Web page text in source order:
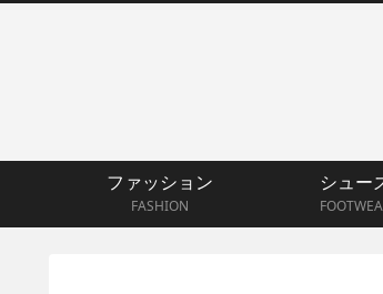
ファッション
FASHION
シュー